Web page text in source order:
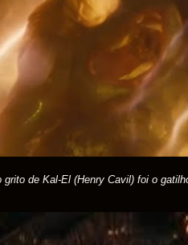
grito de Kal-El (Henry Cavil) foi o